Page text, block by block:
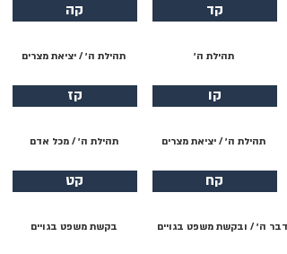
קד
תהילת ה׳
קו
תהילת ה׳ / יציאת מצרים
קח
דבר ה׳ / ובקשת משפט בגויים
קה
תהילת ה׳ / יציאת מצרים
קז
תהילת ה׳ / מכל אדם
קט
בקשת משפט בגויים